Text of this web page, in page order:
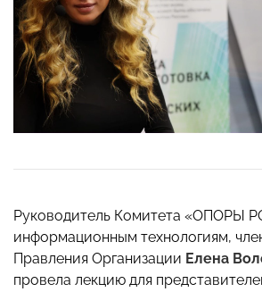
Руководитель Комитета «ОПОРЫ
информационным технологиям,
Правления Организации Елена
провела лекцию для